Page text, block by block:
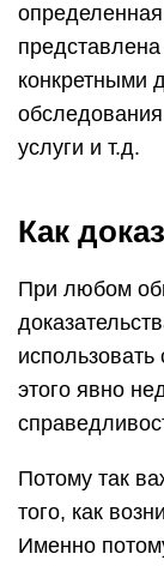
конкретными
услуги и т.д.
Как
При любом
этого явно
Потому так
того, как
Именно